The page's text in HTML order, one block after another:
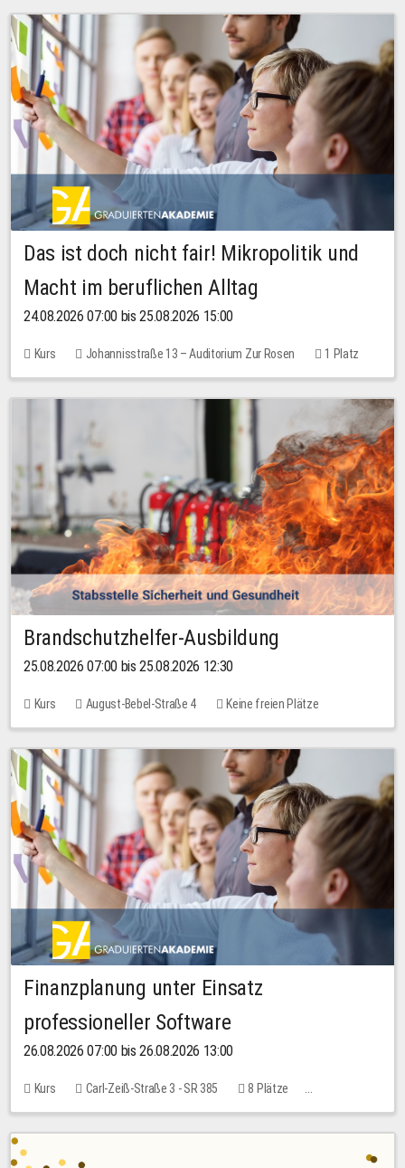
Das ist doch nicht fair! Mikropolitik und
Macht im beruflichen Alltag
24.08.2026 07:00 bis 25.08.2026 15:00
Kurs Johannisstraße 13 – Auditorium Zur Rosen
1 Platz
30,00 EUR
Brandschutzhelfer-Ausbildung
25.08.2026 07:00 bis 25.08.2026 12:30
Kurs August-Bebel-Straße 4 Keine freien Plätze
Finanzplanung unter Einsatz
professioneller Software
26.08.2026 07:00 bis 26.08.2026 13:00
Kurs Carl-Zeiß-Straße 3 - SR 385
8 Plätze
20,00 EUR